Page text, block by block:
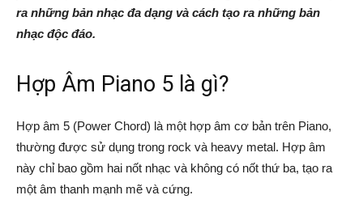
ra những bản nhạc đa dạng và cách tạo ra những bản
nhạc độc đáo.
Hợp Âm Piano 5 là gì?
Hợp âm 5 (Power Chord) là một hợp âm cơ bản trên Piano,
thường được sử dụng trong rock và heavy metal. Hợp âm
này chỉ bao gồm hai nốt nhạc và không có nốt thứ ba, tạo ra
một âm thanh mạnh mẽ và cứng.